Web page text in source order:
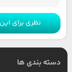
نظری برای
دسته بندی ها